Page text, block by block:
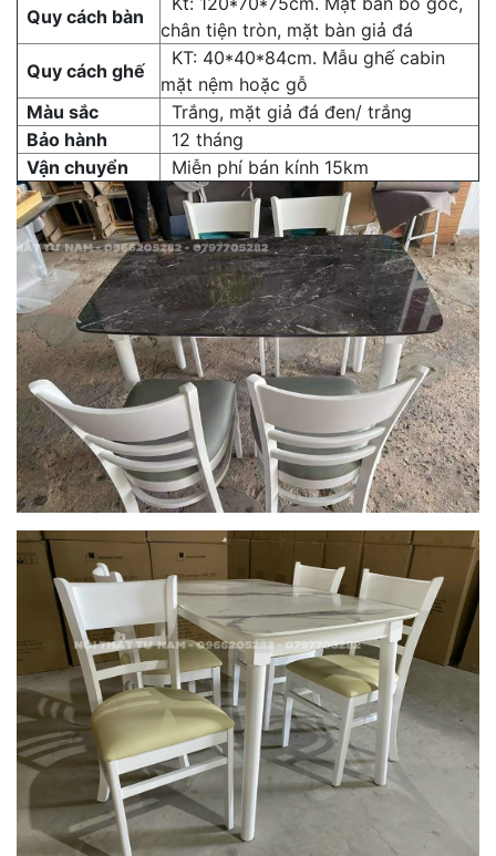
Quy cách bàn
chân tiện tròn, mặt bàn giả đá
Quy cách ghế
KT: 40*40*84cm. Mẫu ghế cabin
mặt nệm hoặc gỗ
Màu sắc
Trắng, mặt giả đá đen/ trắng
Bảo hành
12 tháng
Vận chuyển
Miễn phí bán kính 15km